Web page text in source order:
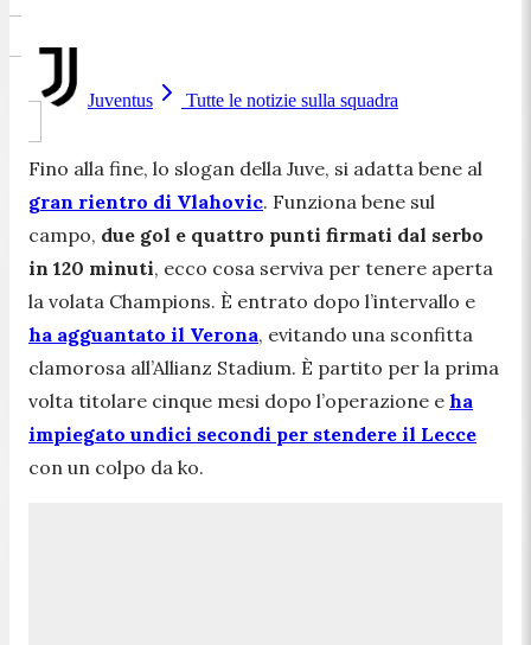
Juventus Tutte le notizie sulla squadra
Fino alla fine, lo slogan della Juve, si adatta bene al
gran rientro di Vlahovic. Funziona bene sul
campo, due gol e quattro punti firmati dal serbo
in 120 minuti, ecco cosa serviva per tenere aperta
la volata Champions. È entrato dopo l’intervallo e
ha agguantato il Verona, evitando una sconfitta
clamorosa all’Allianz Stadium. È partito per la prima
volta titolare cinque mesi dopo l’operazione e ha
impiegato undici secondi per stendere il Lecce
con un colpo da ko.